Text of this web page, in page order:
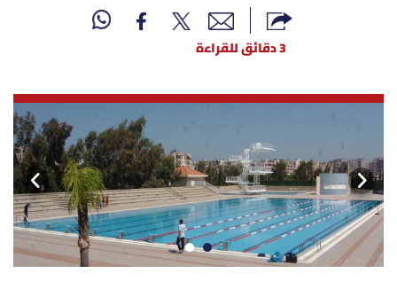
أسرار
متفرقات
نداء القرّاء
3 دقائق للقراءة